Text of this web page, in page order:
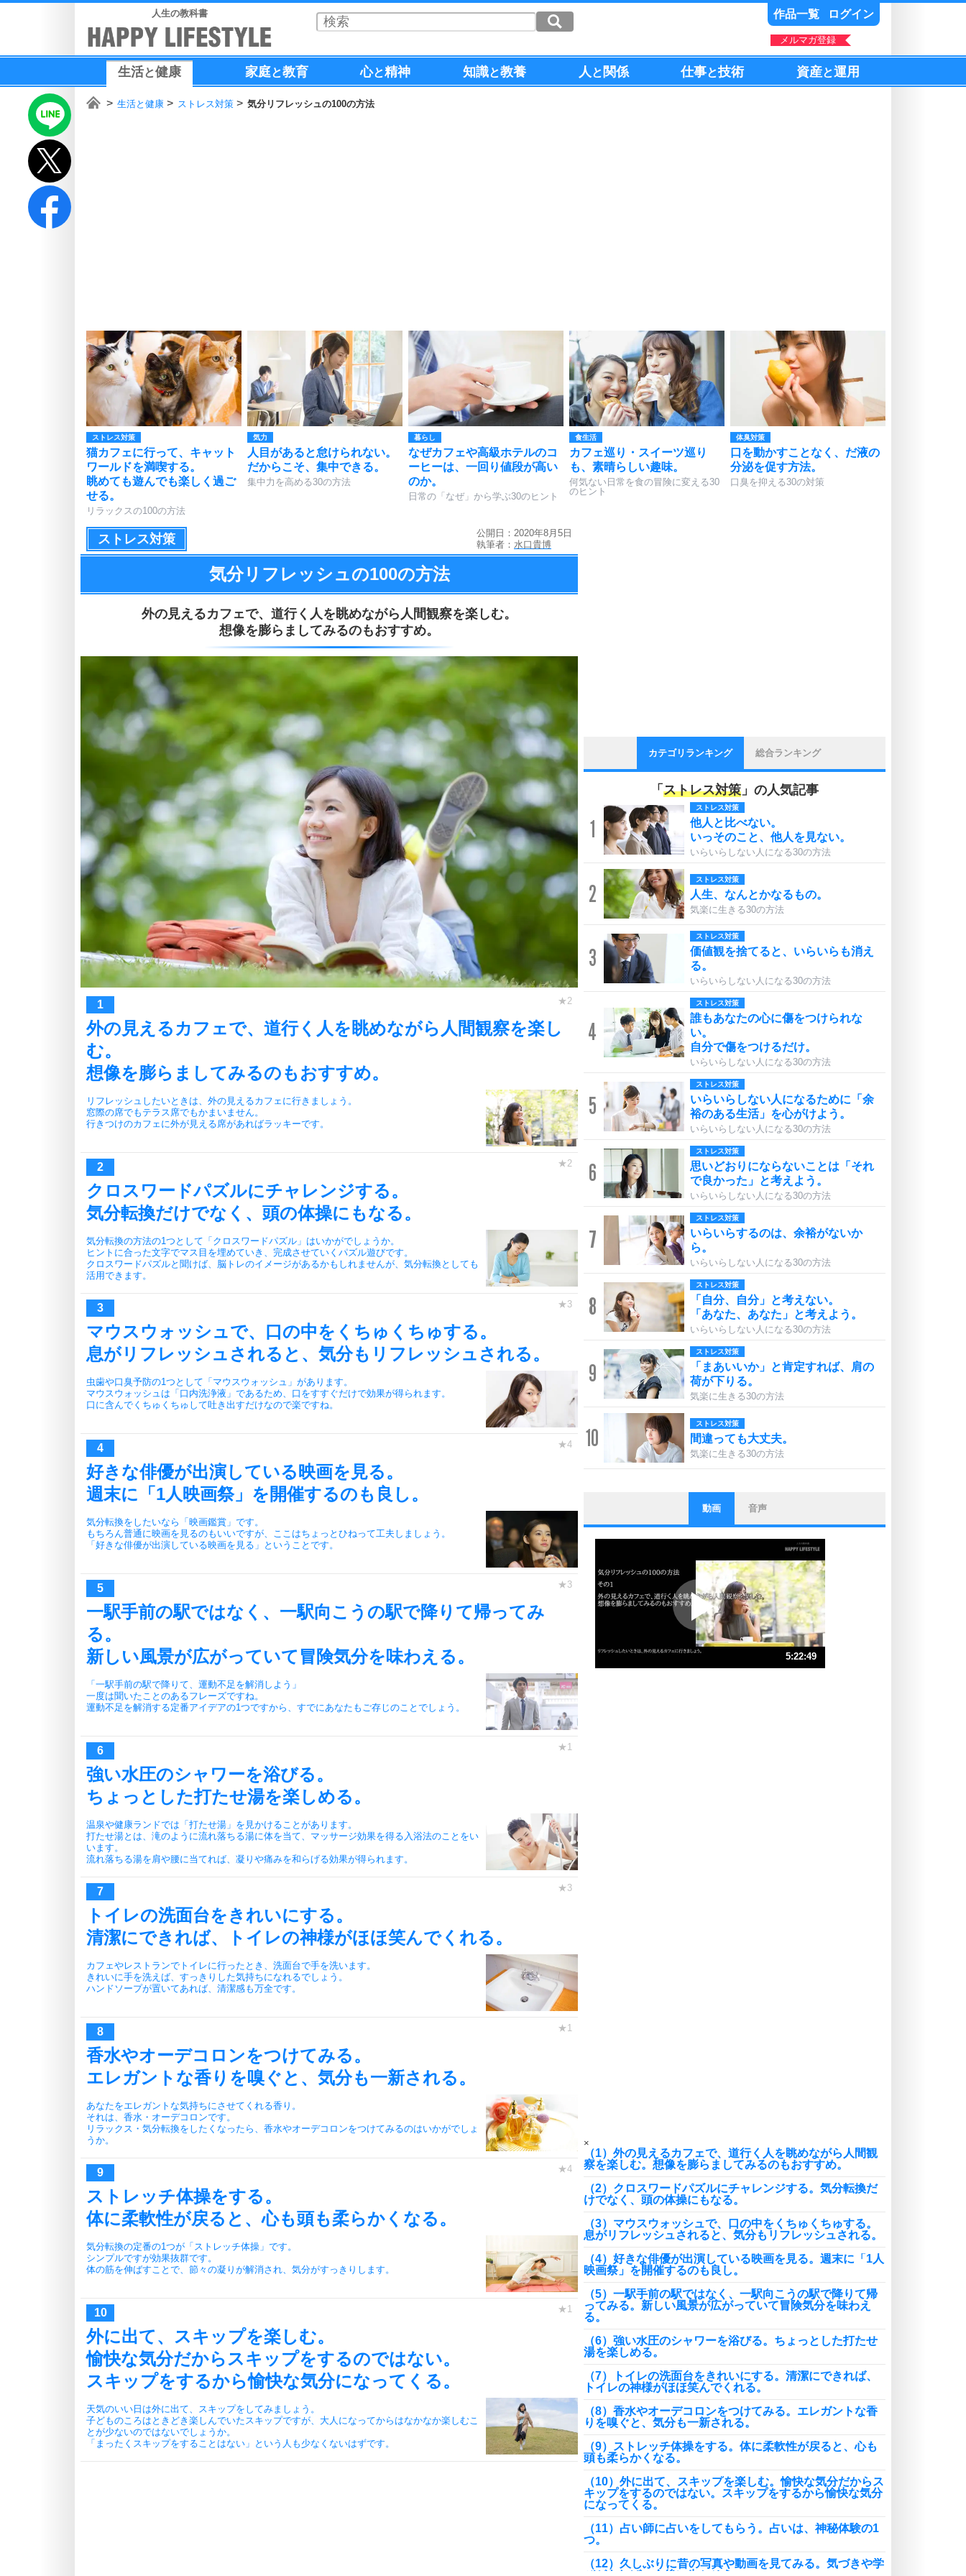
人生の教科書 作品一覧 ログイン
メルマガ登録
生活と健康 家庭と教育 心と精神 知識と教養 人と 関係 仕事と技術 資産と運用
生活と健康 ストレス対策 気分リフレッシュの100の方法
ストレス対策
猫カフェに行って、キャット
ワールドを満喫する。
眺めても遊んでも楽しく過ご
せる。
リラックスの100の方法
気力
人目があると怠けられない。
だからこそ、集中できる。
集中力を高める30の方法
暮らし
なぜカフェや高級ホテルのコ
ーヒーは、一回り値段が高い
のか。
日常の「なぜ」から学ぶ30のヒント
食生活
カフェ巡り・スイーツ巡り
も、素晴らしい趣味。
何気ない日常を食の冒険に変える30
のヒント
体臭対策
口を動かすことなく、だ液の
分泌を促す方法。
口臭を抑える30の対策
ストレス対策
公開日：2020年8月5日
執筆者： 水口貴博
気分リフレッシュの100の方法
外の見えるカフェで、 道行く人を眺めながら人間観察を楽しむ。
想像を膨らましてみるのもおすすめ。
外の見えるカフェで、道行く人を眺めながら人間観察を楽し
む。
想像を膨らましてみるのもおすすめ。
リフレッシュしたいときは、外の見えるカフェに行きましょう。
窓際の席でもテラス席でもかまいません。
行きつけのカフェに外が見える席があればラッキーです。
クロスワードパズルにチャレンジする。
気分転換だけでなく、頭の体操にもなる。
気分転換の方法の1つとして「クロスワードパズル」はいかがでしょうか。
ヒントに合った文字でマス目を埋めていき、完成させていくパズル遊びです。
クロスワードパズルと聞けば、脳トレのイメージがあるかもしれませんが、気分転換としても
活用できます。
マウスウォッシュで、口の中をくちゅくちゅする。
息がリフレッシュされると、気分もリフレッシュされる。
虫歯や口臭予防の1つとして「マウスウォッシュ」があります。
マウスウォッシュは「口内洗浄液」であるため、口をすすぐだけで効果が得られます。
口に含んでくちゅくちゅして吐き出すだけなので楽ですね。
好きな俳優が出演している映画を見る。
週末に「1人映画祭」を開催するのも良し。
気分転換をしたいなら「映画鑑賞」です。
もちろん普通に映画を見るのもいいですが、ここはちょっとひねって工夫しましょう。
「好きな俳優が出演している映画を見る」ということです。
一駅手前の駅ではなく、一駅向こうの駅で降りて帰ってみ
る。
新しい風景が広がっていて冒険気分を味わえる。
「一駅手前の駅で降りて、運動不足を解消しよう」
一度は聞いたことのあるフレーズですね。
運動不足を解消する定番アイデアの1つですから、すでにあなたもご存じのことでしょう。
強い水圧のシャワーを浴びる。
ちょっとした打たせ湯を楽しめる。
温泉や健康ランドでは「打たせ湯」を見かけることがあります。
打たせ湯とは、滝のように流れ落ちる湯に体を当て、マッサージ効果を得る入浴法のことをい
います。
流れ落ちる湯を肩や腰に当てれば、凝りや痛みを和らげる効果が得られます。
トイレの洗面台をきれいにする。
清潔にできれば、トイレの神様がほほ笑んでくれる。
カフェやレストランでトイレに行ったとき、洗面台で手を洗います。
きれいに手を洗えば、すっきりした気持ちになれるでしょう。
ハンドソープが置いてあれば、清潔感も万全です。
香水やオーデコロンをつけてみる。
エレガントな香りを嗅ぐと、気分も一新される。
あなたをエレガントな気持ちにさせてくれる香り。
それは、香水・オーデコロンです。
リラックス・気分転換をしたくなったら、香水やオーデコロンをつけてみるのはいかがでしょ
うか。
ストレッチ体操をする。
体に柔軟性が戻ると、心も頭も柔らかくなる。
気分転換の定番の1つが「ストレッチ体操」です。
シンプルですが効果抜群です。
体の筋を伸ばすことで、節々の凝りが解消され、気分がすっきりします。
外に出て、スキップを楽しむ。
愉快な気分だからスキップをするのではない。
スキップをするから愉快な気分になってくる。
天気のいい日は外に出て、スキップをしてみましょう。
子どものころはときどき楽しんでいたスキップですが、大人になってからはなかなか楽しむこ
とが少ないのではないでしょうか。
「まったくスキップをすることはない」という人も少なくないはずです。
カテゴリランキング 総合ランキング
「 ストレス対策 」の人気記事
1
ストレス対策
他人と比べない。
いっそのこと、他人を見ない。
いらいらしない人になる30の方法
2
ストレス対策
人生、なんとかなるもの。
気楽に生きる30の方法
3
ストレス対策
価値観を捨てると、いらいらも消え
る。
いらいらしない人になる30の方法
4
ストレス対策
誰もあなたの心に傷をつけられな
い。
自分で傷をつけるだけ。
いらいらしない人になる30の方法
5
ストレス対策
いらいらしない人になるために「余
裕のある生活」を心がけよう。
いらいらしない人になる30の方法
6
ストレス対策
思いどおりにならないことは「それ
で良かった」と考えよう。
いらいらしない人になる30の方法
7
ストレス対策
いらいらするのは、余裕がないか
ら。
いらいらしない人になる30の方法
8
ストレス対策
「自分、自分」と考えない。
「あなた、あなた」と考えよう。
いらいらしない人になる30の方法
9
ストレス対策
「まあいいか」と肯定すれば、肩の
荷が下りる。
気楽に生きる30の方法
10
ストレス対策
間違っても大丈夫。
気楽に生きる30の方法
1
ストレス対策
他人と比べない。
いっそのこと、他人を見ない。
プラス思考
ポジティブになれない原因は、行動
しないから。
ポジティブ思考になる30の方法
3
ストレス対策
恋する人が知っておきたい30の大切なこと
動画 音声
5:22:49
×
（1）外の見えるカフェで、道行く人を眺めながら人間観
察を楽しむ。想像を膨らましてみるのもおすすめ。
（2）クロスワードパズルにチャレンジする。気分転換だ
けでなく、頭の体操にもなる。
（3）マウスウォッシュで、口の中をくちゅくちゅする。
息がリフレッシュされると、気分もリフレッシュされる。
（4）好きな俳優が出演している映画を見る。週末に「1人
映画祭」を開催するのも良し。
（5）一駅手前の駅ではなく、一駅向こうの駅で降りて帰
ってみる。新しい風景が広がっていて冒険気分を味わえ
る。
（6）強い水圧のシャワーを浴びる。ちょっとした打たせ
湯を楽しめる。
（7）トイレの洗面台をきれいにする。清潔にできれば、
トイレの神様がほほ笑んでくれる。
（8）香水やオーデコロンをつけてみる。エレガントな香
りを嗅ぐと、気分も一新される。
（9）ストレッチ体操をする。体に柔軟性が戻ると、心も
頭も柔らかくなる。
（10）外に出て、スキップを楽しむ。愉快な気分だからス
キップをするのではない。スキップをするから愉快な気分
になってくる。
（11）占い師に占いをしてもらう。占いは、神秘体験の1
つ。
（12）久しぶりに昔の写真や動画を見てみる。気づきや学